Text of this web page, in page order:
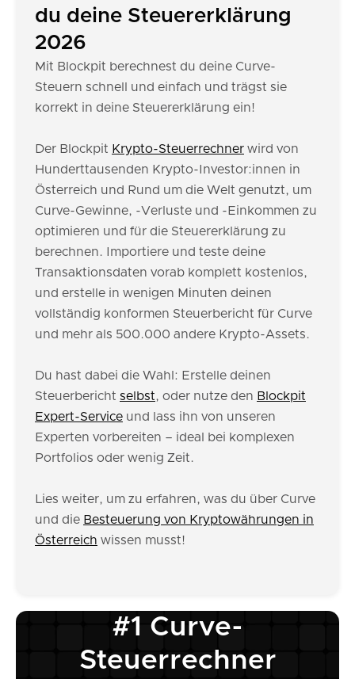
du deine Steuererklärung
2026
Mit Blockpit berechnest du deine Curve-
Steuern schnell und einfach und trägst sie
korrekt in deine Steuererklärung ein!
Der Blockpit Krypto-Steuerrechner wird von
Hunderttausenden Krypto-Investor:innen in
Österreich und Rund um die Welt genutzt, um
Curve-Gewinne, -Verluste und -Einkommen zu
optimieren und für die Steuererklärung zu
berechnen. Importiere und teste deine
Transaktionsdaten vorab komplett kostenlos,
und erstelle in wenigen Minuten deinen
vollständig konformen Steuerbericht für Curve
und mehr als 500.000 andere Krypto-Assets.
Du hast dabei die Wahl: Erstelle deinen
Steuerbericht selbst, oder nutze den Blockpit
Expert-Service und lass ihn von unseren
Experten vorbereiten – ideal bei komplexen
Portfolios oder wenig Zeit.
Lies weiter, um zu erfahren, was du über Curve
und die Besteuerung von Kryptowährungen in
Österreich wissen musst!
#1 Curve-
Steuerrechner